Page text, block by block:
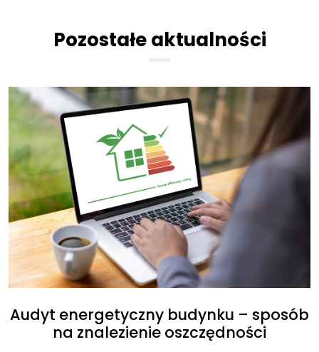
Pozostałe aktualności
Audyt energetyczny budynku – sposób
na znalezienie oszczędności